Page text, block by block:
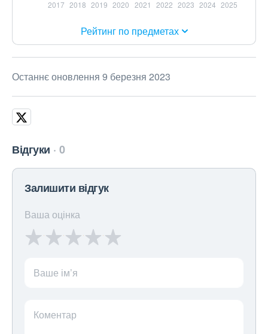
Рейтинг по предметах
Останнє оновлення 9 березня 2023
Відгуки 0
Залишити відгук
Ваша оцінка
Ваше ім’я
Коментар